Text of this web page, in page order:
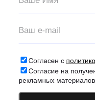
Согласен с
Согласие на
рекламных материалов